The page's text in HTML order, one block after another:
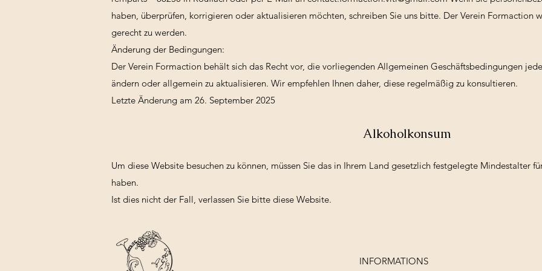
haben, überprüfen, korrigieren oder aktualisieren möchten, schreiben Sie uns bitte. Der Verein Formaction
gerecht zu werden.
Änderung der Bedingungen:
Der Verein Formaction behält sich das Recht vor, die vorliegenden Allgemeinen Geschäftsbedingungen
ändern oder allgemein zu aktualisieren. Wir empfehlen Ihnen daher, diese regelmäßig zu konsultieren.
Letzte Änderung am 26. September 2025
Alkoholkonsum
Um diese Website besuchen zu können, müssen Sie das in Ihrem Land gesetzlich festgelegte Mindestalter
haben.
Ist dies nicht der Fall, verlassen Sie bitte diese Website.
INFORMATIONS